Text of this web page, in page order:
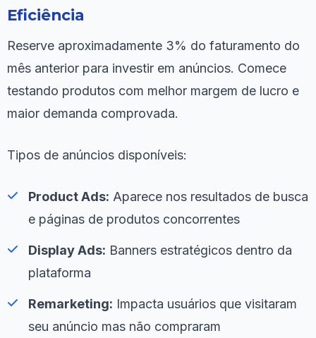
Eficiência
Reserve aproximadamente 3% do faturamento do
mês anterior para investir em anúncios. Comece
testando produtos com melhor margem de lucro e
maior demanda comprovada.
Tipos de anúncios disponíveis:
Product Ads: Aparece nos resultados de busca
e páginas de produtos concorrentes
Display Ads: Banners estratégicos dentro da
plataforma
Remarketing: Impacta usuários que visitaram
seu anúncio mas não compraram